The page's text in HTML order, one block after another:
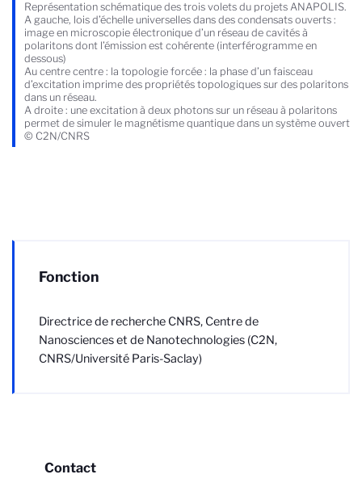
Représentation schématique des trois volets du projets ANAPOLIS.
A gauche, lois d’échelle universelles dans des condensats ouverts :
image en microscopie électronique d’un réseau de cavités à
polaritons dont l’émission est cohérente (interférogramme en
dessous)
Au centre centre : la topologie forcée : la phase d’un faisceau
d’excitation imprime des propriétés topologiques sur des polaritons
dans un réseau.
A droite : une excitation à deux photons sur un réseau à polaritons
permet de simuler le magnétisme quantique dans un système ouvert
© C2N/CNRS
Fonction
Directrice de recherche CNRS, Centre de
Nanosciences et de Nanotechnologies (C2N,
CNRS/Université Paris-Saclay)
Contact